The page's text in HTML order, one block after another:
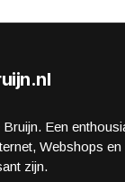
Een
Webshops en
zijn.